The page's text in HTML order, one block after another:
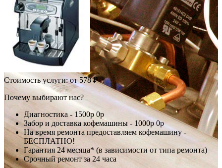
Стоимость услуги:от 578 ₽
Почему выбирают нас?
Диагностика - 1500р0р
Забор и доставка кофемашины - 1000р 0р
На время ремонта предоставляем кофемашину -
БЕСПЛАТНО!
Гарантия 24 месяца* (в зависимости от типа ремонта)
Срочный ремонт за 24 часа